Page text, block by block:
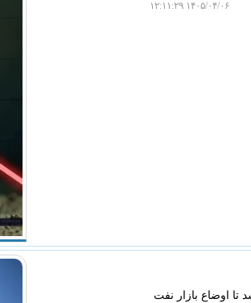
۱۴۰۵/۰۴/۰۶ ۱۲:۱۱:۲۹
اوضاع بازار نفت